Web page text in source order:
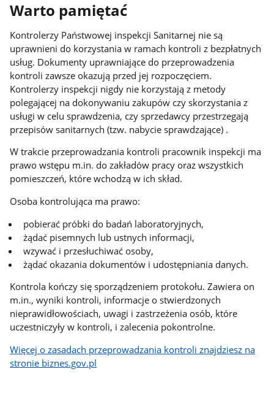
Warto pamiętać
Kontrolerzy Państwowej inspekcji Sanitarnej nie są
uprawnieni do korzystania w ramach kontroli z bezpłatnych
usług. Dokumenty uprawniające do przeprowadzenia
kontroli zawsze okazują przed jej rozpoczęciem.
Kontrolerzy inspekcji nigdy nie korzystają z metody
polegającej na dokonywaniu zakupów czy skorzystania z
usługi w celu sprawdzenia, czy sprzedawcy przestrzegają
przepisów sanitarnych (tzw. nabycie sprawdzające) .
W trakcie przeprowadzania kontroli pracownik inspekcji ma
prawo wstępu m.in. do zakładów pracy oraz wszystkich
pomieszczeń, które wchodzą w ich skład.
Osoba kontrolująca ma prawo:
pobierać próbki do badań laboratoryjnych,
żądać pisemnych lub ustnych informacji,
wzywać i przesłuchiwać osoby,
żądać okazania dokumentów i udostępniania danych.
Kontrola kończy się sporządzeniem protokołu. Zawiera on
m.in., wyniki kontroli, informacje o stwierdzonych
nieprawidłowościach, uwagi i zastrzeżenia osób, które
uczestniczyły w kontroli, i zalecenia pokontrolne.
Więcej o zasadach przeprowadzania kontroli znajdziesz na
stronie biznes.gov.pl